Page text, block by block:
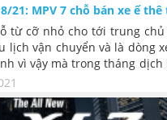
21: MPV 7 chỗ bán xe ế thê
từ cỡ nhỏ cho tới trung
lịch vận chuyển và là dòng
vì vậy mà trong tháng dịch
có một tháng mà doanh số
chí mẫu xe đứng đầu phân
cũng chỉ bán ra